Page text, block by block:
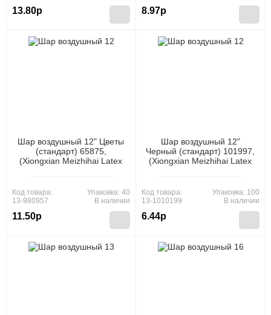
13.80р 8.97р
Шар воздушный 12" Цветы
(стандарт) 65875,
(Xiongxian Meizhihai Latex
Код товара:
13-980957
11.50р
Упаковка: 40
В наличии
Шар воздушный 12"
Черный (стандарт) 101997,
(Xiongxian Meizhihai Latex
Код товара:
13-1010199
6.44р
Упаковка: 100
В наличии